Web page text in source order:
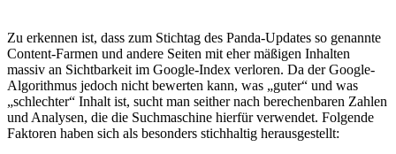
Zu erkennen ist, dass zum Stichtag des Panda-Updates so genannte
Content-Farmen und andere Seiten mit eher mäßigen Inhalten
massiv an Sichtbarkeit im Google-Index verloren. Da der Google-
Algorithmus jedoch nicht bewerten kann, was „guter“ und was
„schlechter“ Inhalt ist, sucht man seither nach berechenbaren Zahlen
und Analysen, die die Suchmaschine hierfür verwendet. Folgende
Faktoren haben sich als besonders stichhaltig herausgestellt: